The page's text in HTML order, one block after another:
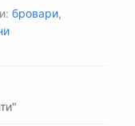
бровари,